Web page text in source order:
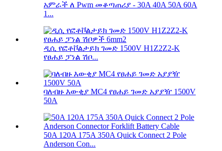
አምራች ለ Pwm መቆጣጠሪያ - 30A 40A 50A 60A
1...
ዲሲ የፎቶቮልታይክ ገመድ 1500V H1Z2Z2-K
የፀሐይ ፓነል ሽቦ...
ባለብዙ እውቂያ MC4 የፀሐይ ገመድ አያያዥ 1500V
50A
50A 120A 175A 350A Quick Connect 2 Pole
Anderson Con...